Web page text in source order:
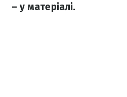
– у матеріалі.